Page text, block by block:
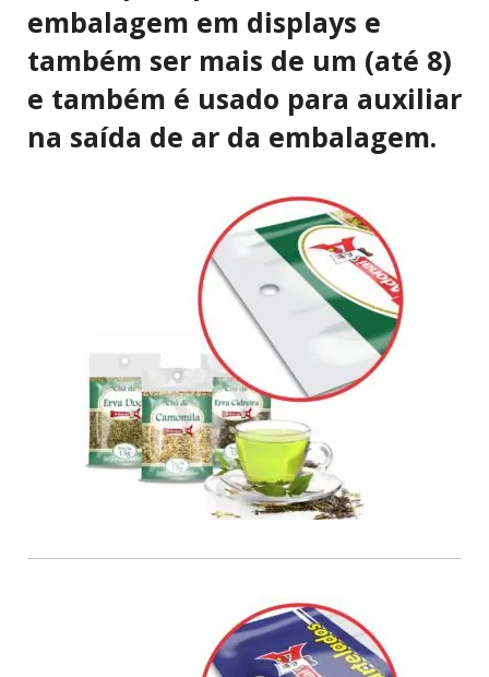
embalagem em displays e
também ser mais de um (até 8)
e também é usado para auxiliar
na saída de ar da embalagem.